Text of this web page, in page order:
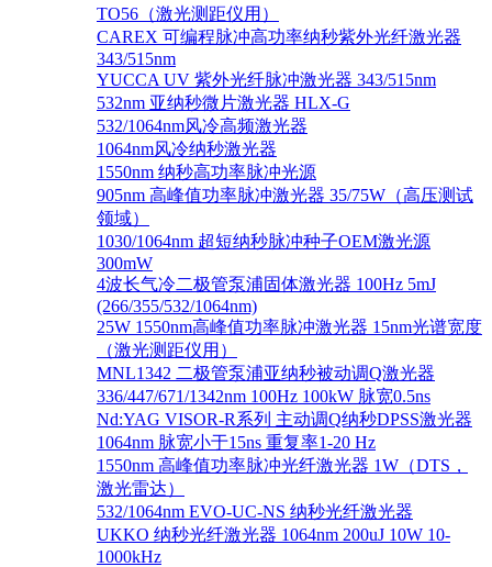
TO56（激光测距仪用）
CAREX 可编程脉冲高功率纳秒紫外光纤激光器
343/515nm
YUCCA UV 紫外光纤脉冲激光器 343/515nm
532nm 亚纳秒微片激光器 HLX-G
532/1064nm风冷高频激光器
1064nm风冷纳秒激光器
1550nm 纳秒高功率脉冲光源
905nm 高峰值功率脉冲激光器 35/75W（高压测试
领域）
1030/1064nm 超短纳秒脉冲种子OEM激光源
300mW
4波长气冷二极管泵浦固体激光器 100Hz 5mJ
(266/355/532/1064nm)
25W 1550nm高峰值功率脉冲激光器 15nm光谱宽度
（激光测距仪用）
MNL1342 二极管泵浦亚纳秒被动调Q激光器
336/447/671/1342nm 100Hz 100kW 脉宽0.5ns
Nd:YAG VISOR-R系列 主动调Q纳秒DPSS激光器
1064nm 脉宽小于15ns 重复率1-20 Hz
1550nm 高峰值功率脉冲光纤激光器 1W（DTS，
激光雷达）
532/1064nm EVO-UC-NS 纳秒光纤激光器
UKKO 纳秒光纤激光器 1064nm 200uJ 10W 10-
1000kHz